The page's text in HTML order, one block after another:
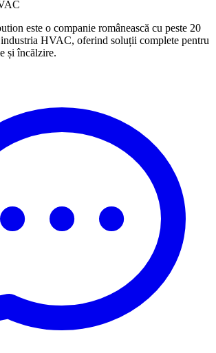
este o companie românească cu peste 20
HVAC, oferind soluții complete pentru
și încălzire.